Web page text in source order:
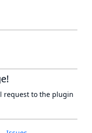
request to the plugin